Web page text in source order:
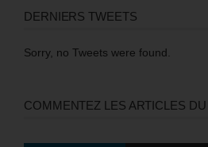
DERNIERS TWEETS
Sorry, no Tweets were found.
COMMENTEZ LES ARTICLES DU